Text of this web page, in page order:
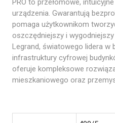
PRO to przełomowe,
urządzenia. Gwarantują
pomaga użytkownikom
oszczędniejszy i
Legrand, światowego lidera w
infrastruktury cyfrowej
oferuje kompleksowe
mieszkaniowego oraz